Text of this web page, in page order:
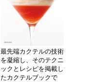
最先端カクテルの技術
を凝縮し、そのテクニ
ックとレシピを掲載し
たカクテルブックで